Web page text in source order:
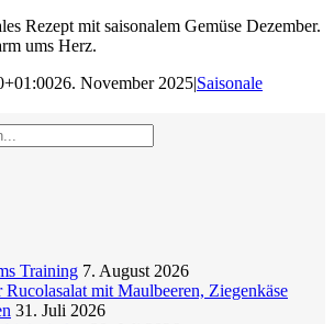
Rezept mit saisonalem Gemüse Dezember.
ums Herz.
26. November 2025|Saisonale
Training 7. August 2026
Rucolasalat mit Maulbeeren, Ziegenkäse
31. Juli 2026